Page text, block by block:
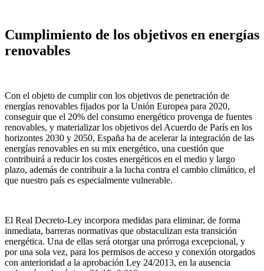
Cumplimiento de los objetivos en energías
renovables
Con el objeto de cumplir con los objetivos de penetración de
energías renovables fijados por la Unión Europea para 2020,
conseguir que el 20% del consumo energético provenga de fuentes
renovables, y materializar los objetivos del Acuerdo de París en los
horizontes 2030 y 2050, España ha de acelerar la integración de las
energías renovables en su mix energético, una cuestión que
contribuirá a reducir los costes energéticos en el medio y largo
plazo, además de contribuir a la lucha contra el cambio climático, el
que nuestro país es especialmente vulnerable.
El Real Decreto-Ley incorpora medidas para eliminar, de forma
inmediata, barreras normativas que obstaculizan esta transición
energética. Una de ellas será otorgar una prórroga excepcional, y
por una sola vez, para los permisos de acceso y conexión otorgados
con anterioridad a la aprobación Ley 24/2013, en la ausencia